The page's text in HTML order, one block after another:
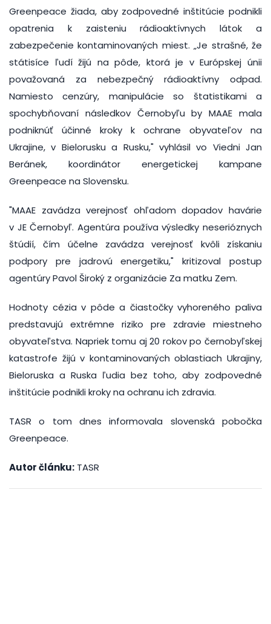
Greenpeace žiada, aby zodpovedné inštitúcie podnikli
opatrenia k zaisteniu rádioaktívnych látok a
zabezpečenie kontaminovaných miest. „Je strašné, že
státisíce ľudí žijú na pôde, ktorá je v Európskej únii
považovaná za nebezpečný rádioaktívny odpad.
Namiesto cenzúry, manipulácie so štatistikami a
spochybňovaní následkov Černobyľu by MAAE mala
podniknúť účinné kroky k ochrane obyvateľov na
Ukrajine, v Bielorusku a Rusku," vyhlásil vo Viedni Jan
Beránek, koordinátor energetickej kampane
Greenpeace na Slovensku.
"MAAE zavádza verejnosť ohľadom dopadov havárie
v JE Černobyľ. Agentúra používa výsledky neserióznych
štúdií, čím účelne zavádza verejnosť kvôli získaniu
podpory pre jadrovú energetiku," kritizoval postup
agentúry Pavol Široký z organizácie Za matku Zem.
Hodnoty cézia v pôde a čiastočky vyhoreného paliva
predstavujú extrémne riziko pre zdravie miestneho
obyvateľstva. Napriek tomu aj 20 rokov po černobyľskej
katastrofe žijú v kontaminovaných oblastiach Ukrajiny,
Bieloruska a Ruska ľudia bez toho, aby zodpovedné
inštitúcie podnikli kroky na ochranu ich zdravia.
TASR o tom dnes informovala slovenská pobočka
Greenpeace.
Autor článku: TASR